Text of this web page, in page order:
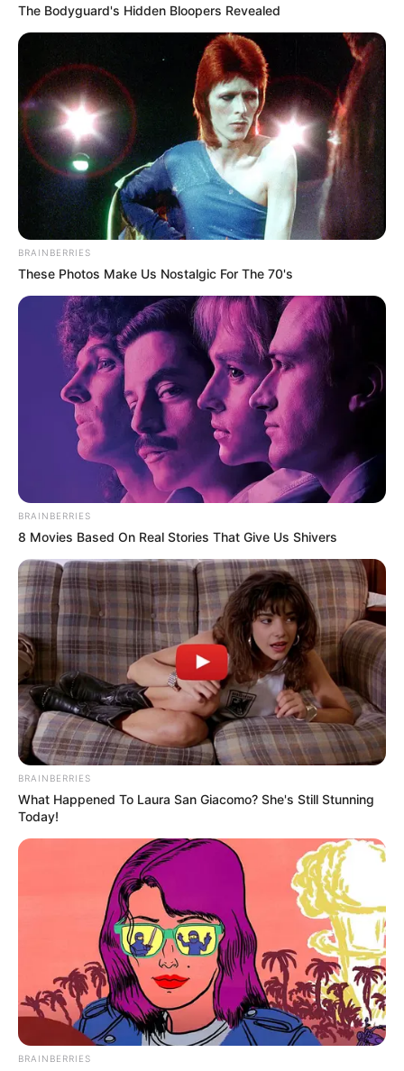
The Bodyguard's Hidden Bloopers Revealed
BRAINBERRIES
These Photos Make Us Nostalgic For The 70's
BRAINBERRIES
8 Movies Based On Real Stories That Give Us Shivers
BRAINBERRIES
What Happened To Laura San Giacomo? She's Still Stunning
Today!
BRAINBERRIES